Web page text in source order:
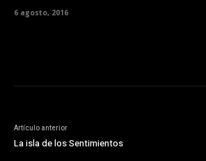
6 agosto, 2016
Artículo anterior
La isla de los Sentimientos